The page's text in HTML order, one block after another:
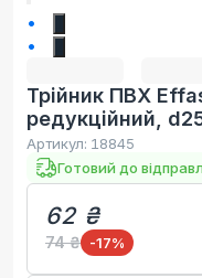
Трійник ПВХ
редукційний,
Артикул: 18845
Готовий до
62 ₴
74 ₴ -17%